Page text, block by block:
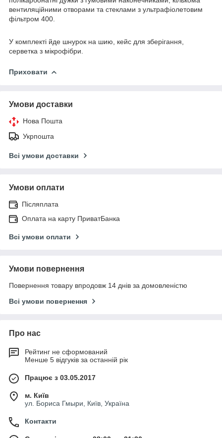
вентиляційними отворами та стеклами з ультрафіолетовим
фільтром 400.
У комплекті йде шнурок на шию, кейс для зберігання,
серветка з мікрофібри.
Приховати
Умови доставки
Нова Пошта
Укрпошта
Всі умови доставки
Умови оплати
Післяплата
Оплата на карту ПриватБанка
Всі умови оплати
Умови повернення
Повернення товару впродовж 14 днів за домовленістю
Всі умови повернення
Про нас
Рейтинг не сформований
Менше 5 відгуків за останній рік
Працює з 03.05.2017
м. Київ
ул. Бориса Гмыри, Київ, Україна
Контакти